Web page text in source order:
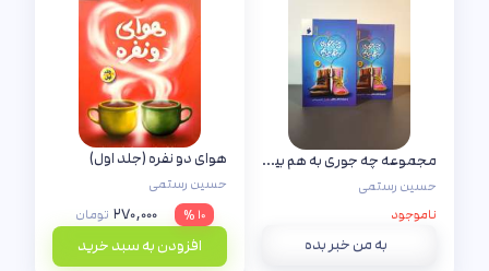
مجموعه چه جوری به هم بیایم (دو جلدی)
حسین رستمی
ناموجود
به من خبر بده
هوای دو نفره (جلد اول)
حسین رستمی
۱۰ %
۲۷۰,۰۰۰ تومان
افزودن به سبد خرید